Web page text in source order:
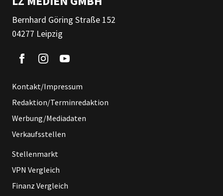
Bernhard Göring Straße 152
04277 Leipzig
Kontakt/Impressum
Redaktion/Terminredaktion
Werbung/Mediadaten
Verkaufsstellen
Stellenmarkt
VPN Vergleich
Finanz Vergleich